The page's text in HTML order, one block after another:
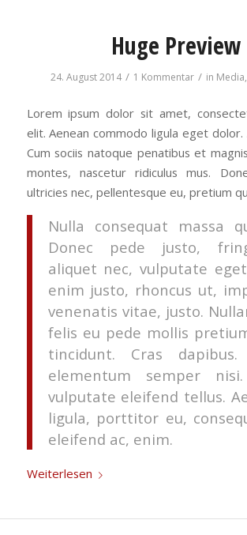
Huge Preview
24. August 2014 / 1 Kommentar / in Media,
Lorem ipsum dolor sit amet,
elit. Aenean commodo ligula eget dolor.
Cum sociis natoque penatibus et
montes, nascetur ridiculus mus.
ultricies nec, pellentesque eu, pretium
Nulla consequat massa
Donec pede justo,
aliquet nec, vulputate
enim justo, rhoncus ut,
venenatis vitae, justo.
felis eu pede mollis
tincidunt. Cras dapibus.
elementum semper
vulputate eleifend tellus.
ligula, porttitor eu,
eleifend ac, enim.
Weiterlesen